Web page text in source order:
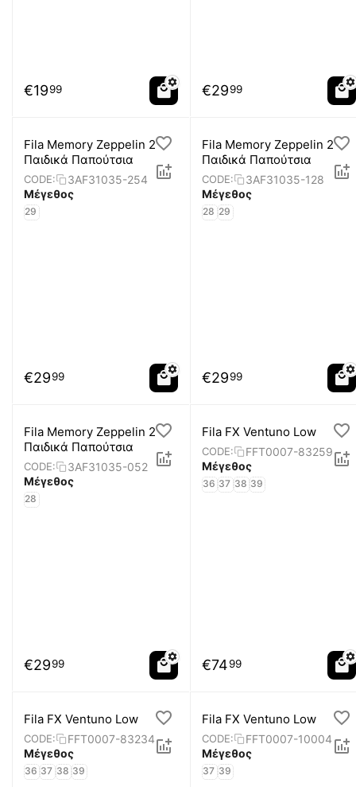
€1999 €2999
Fila Memory Zeppelin 2
Παιδικά Παπούτσια
CODE:
3AF31035-254
Μέγεθος
29
€2999
Fila Memory Zeppelin 2
Παιδικά Παπούτσια
CODE:
3AF31035-128
Μέγεθος
28 29
€2999
Fila Memory Zeppelin 2
Παιδικά Παπούτσια
CODE:
3AF31035-052
Μέγεθος
28
€2999
Fila FX Ventuno Low
CODE:
FFT0007-83259
Μέγεθος
36 37 38 39
€7499
Fila FX Ventuno Low
CODE:
FFT0007-83234
Μέγεθος
36 37 38 39
Fila FX Ventuno Low
CODE:
FFT0007-10004
Μέγεθος
37 39